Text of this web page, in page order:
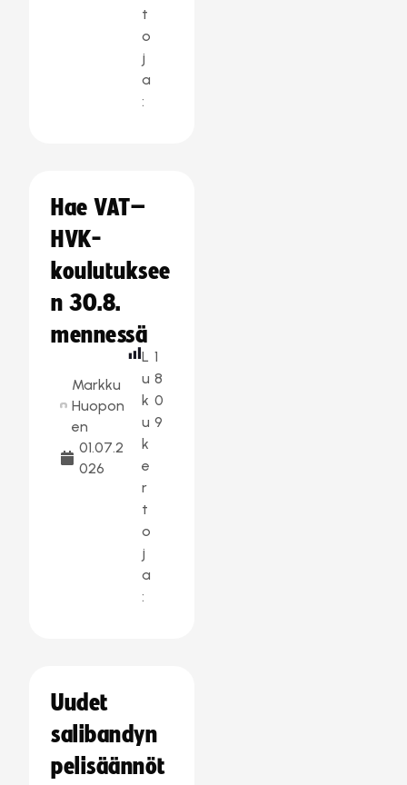
t
o
j
a
:
Hae VAT–
HVK-
koulutuksee
n 30.8.
mennessä
Markku
Huopon
en
01.07.2
026
L
u
k
u
k
e
r
t
o
j
a
:
1
8
0
9
Uudet
salibandyn
pelisäännöt